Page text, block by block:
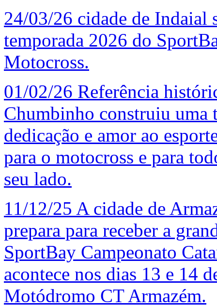
24/03/26 cidade de Indaial
temporada 2026 do
Motocross.
01/02/26 Referência
Chumbinho construiu uma
dedicação e amor ao
para o motocross e para
seu lado.
11/12/25 A cidade de
prepara para receber a
SportBay Campeonato
acontece nos dias 13 e 14
Motódromo CT Armazém.